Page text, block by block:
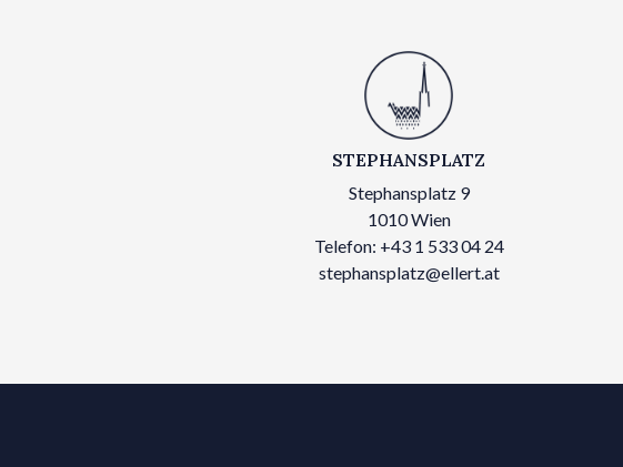
STEPHANSPLATZ
Stephansplatz 9
1010 Wien
Telefon: +43 1 533 04 24
stephansplatz@ellert.at